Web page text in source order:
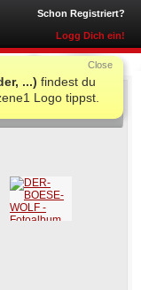
Schon Registriert?
Logg Dich ein!
...) findest du
Logo tippst.
Close